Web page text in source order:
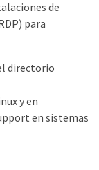
de
para
directorio
y en
en sistemas